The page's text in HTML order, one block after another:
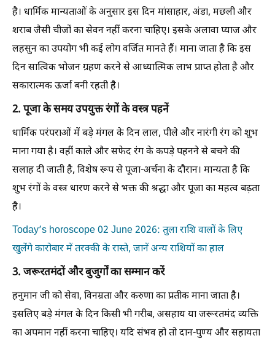
है। धार्मिक मान्यताओं के अनुसार इस दिन मांसाहार, अंडा, मछली और
शराब जैसी चीजों का सेवन नहीं करना चाहिए। इसके अलावा प्याज और
लहसुन का उपयोग भी कई लोग वर्जित मानते हैं। माना जाता है कि इस
दिन सात्विक भोजन ग्रहण करने से आध्यात्मिक लाभ प्राप्त होता है और
सकारात्मक ऊर्जा बनी रहती है।
2. पूजा के समय उपयुक्त रंगों के वस्त्र पहनें
धार्मिक परंपराओं में बड़े मंगल के दिन लाल, पीले और नारंगी रंग को शुभ
माना गया है। वहीं काले और सफेद रंग के कपड़े पहनने से बचने की
सलाह दी जाती है, विशेष रूप से पूजा-अर्चना के दौरान। मान्यता है कि
शुभ रंगों के वस्त्र धारण करने से भक्त की श्रद्धा और पूजा का महत्व बढ़ता
है।
Today’s horoscope 02 June 2026: तुला राशि वालों के लिए
खुलेंगे कारोबार में तरक्की के रास्ते, जानें अन्य राशियों का हाल
3. जरूरतमंदों और बुजुर्गों का सम्मान करें
हनुमान जी को सेवा, विनम्रता और करुणा का प्रतीक माना जाता है।
इसलिए बड़े मंगल के दिन किसी भी गरीब, असहाय या जरूरतमंद व्यक्ति
का अपमान नहीं करना चाहिए। यदि संभव हो तो दान-पुण्य और सहायता